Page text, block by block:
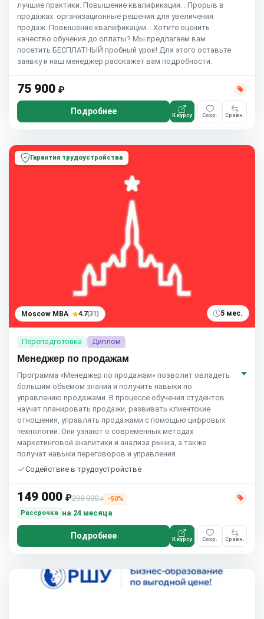
лучшие практики. Повышение квалификации. . Прорыв в
продажах: организационные решения для увеличения
продаж. Повышение квалификации. . Хотите оценить
качество обучения до оплаты? Мы предлагаем вам
посетить БЕСПЛАТНЫЙ пробный урок! Для этого оставьте
заявку и наш менеджер расскажет вам подробности.
75 900 ₽
Подробнее К курсу Сохр. Сравн.
Гарантия трудоустройства
Moscow MBA 4.7(31) 5 мес.
Переподготовка Диплом
Менеджер по продажам
Программа «Менеджер по продажам» позволит овладеть
большим объемом знаний и получить навыки по
управлению продажами. В процессе обучения студентов
научат планировать продажи, развивать клиентские
отношения, управлять продажами с помощью цифровых
технологий. Они узнают о современных методах
маркетинговой аналитики и анализа рынка, а также
получат навыки переговоров и управления
Содействие в трудоустройстве
149 000 ₽298 000₽
−50%
Рассрочка
на 24 месяца
Подробнее К курсу Сохр. Сравн.